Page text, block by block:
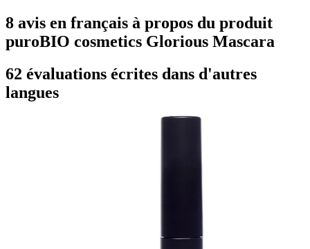
8 avis en français à propos du produit
puroBIO cosmetics Glorious Mascara
62 évaluations écrites dans d'autres
langues